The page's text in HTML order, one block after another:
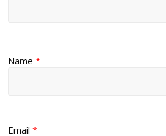
Name*
Email*